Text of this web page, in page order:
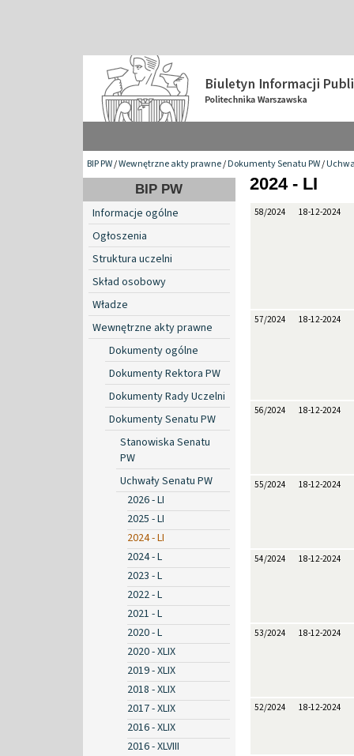
BIP PW/Wewnętrzne akty prawne/Dokumenty Senatu PW/
BIP PW
Informacje ogólne
Ogłoszenia
Struktura uczelni
Skład osobowy
Władze
Wewnętrzne akty prawne
Dokumenty ogólne
Dokumenty Rektora PW
Dokumenty Rady Uczelni
Dokumenty Senatu PW
Stanowiska Senatu
PW
Uchwały Senatu PW
2026 - LI
2025 - LI
2024 - LI
2024 - L
2023 - L
2022 - L
2021 - L
2020 - L
2020 - XLIX
2019 - XLIX
2018 - XLIX
2017 - XLIX
2016 - XLIX
2016 - XLVIII
2024 - LI
58/2024 18-12-2024
57/2024 18-12-2024
56/2024 18-12-2024
55/2024 18-12-2024
54/2024 18-12-2024
53/2024 18-12-2024
52/2024 18-12-2024